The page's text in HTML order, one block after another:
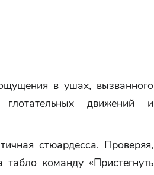
в ушах, вызванного
движений и
стюардесса. Проверяя,
команду «Пристегнуть